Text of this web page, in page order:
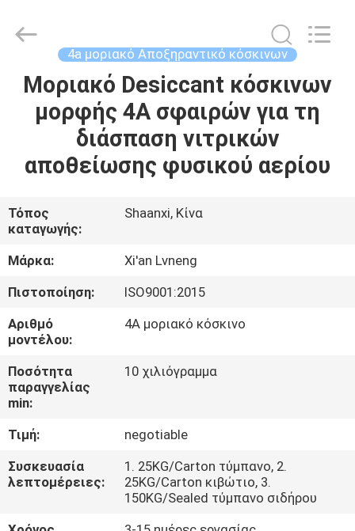
ΑΡΧΙΚΉ
ΠΡΟΪΌΝΤΑ
ΕΚΠΟΜΠΉ
VR
ΣΧΕΤΙΚΆ
ΜΕ
ΕΜΆΣ
ΣΤΟ
ΕΡΓΟΣΤΆΣΙΟ
ΠΟΙΟΤΙΚΌΣ
Technology
Co.,Ltd..
Reserved.
4a μοριακό Αποξηραντικό κόσκινων
Μοριακό Desiccant κόσκινων
μορφής 4A σφαιρών για τη
διάσπαση νιτρικών
αποθείωσης φυσικού αερίου
Τόπος
καταγωγής:
Shaanxi, Κίνα
Μάρκα:
Xi'an Lvneng
Πιστοποίηση:
ISO9001:2015
Αριθμό
μοντέλου:
4A μοριακό κόσκινο
Ποσότητα
παραγγελίας
min:
10 χιλιόγραμμα
Τιμή:
negotiable
Συσκευασία
λεπτομέρειες:
1. 25KG/Carton τύμπανο, 2.
25KG/Carton κιβώτιο, 3.
150KG/Sealed τύμπανο σιδήρου